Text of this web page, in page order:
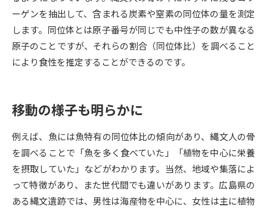
大学で学べる内容や特徴を調べる
新増設大学・学部・学科特集
国際・グローバルに強い大学特
デジタルパンフレット 進路の３択
新学年スタート号特集ページ
（高3生用）
新学年スタート号特集ページ
（高2生用）
SELFBRAND特集ページ
ーゲンを抽出して、含まれる炭素や窒素の同位体の量を測定
します。同位体とは原子番号が同じでも中性子の数が異なる
原子のことですが、それらの割合（同位体比）を調べること
により食性を推定することができるのです。
移動の様子も明らかに
例えば、魚には魚特有の同位体比の傾向があり、縄文人の骨
を調べることで「魚を多く食べていた」「植物を中心に栄養
を摂取していた」などがわかります。当然、地域や集落によ
って特徴があり、また世代間でも違いがあります。広島県の
ある縄文遺跡では、男性は海産物を中心に、女性は主に植物